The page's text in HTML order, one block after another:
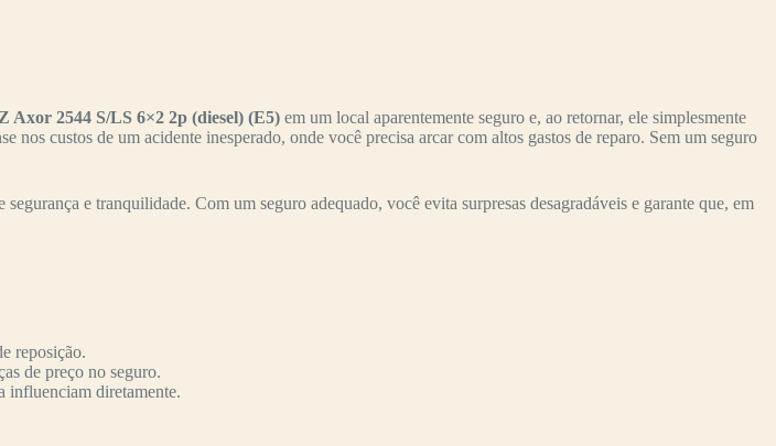
2544 S/LS 6×2 2p (diesel) (E5) em um local aparentemente seguro e, ao retornar, ele simplesmente
nos custos de um acidente inesperado, onde você precisa arcar com altos gastos de reparo. Sem um seguro
e tranquilidade. Com um seguro adequado, você evita surpresas desagradáveis e garante que, em
reposição.
de preço no seguro.
influenciam diretamente.